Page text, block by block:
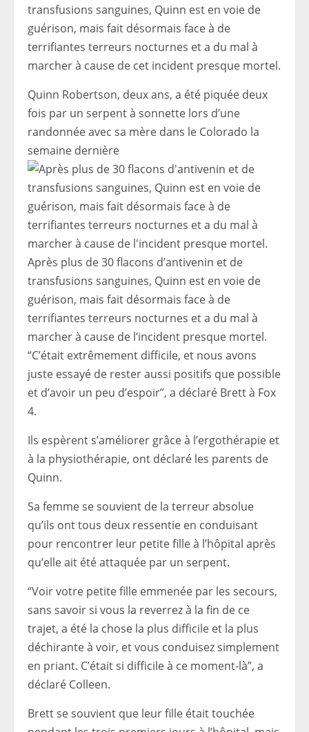
transfusions sanguines, Quinn est en voie de
guérison, mais fait désormais face à de
terrifiantes terreurs nocturnes et a du mal à
marcher à cause de cet incident presque mortel.
Quinn Robertson, deux ans, a été piquée deux
fois par un serpent à sonnette lors d’une
randonnée avec sa mère dans le Colorado la
semaine dernière
Après plus de 30 flacons d’antivenin et de
transfusions sanguines, Quinn est en voie de
guérison, mais fait désormais face à de
terrifiantes terreurs nocturnes et a du mal à
marcher à cause de l’incident presque mortel.
“C’était extrêmement difficile, et nous avons
juste essayé de rester aussi positifs que possible
et d’avoir un peu d’espoir”, a déclaré Brett à Fox
4.
Ils espèrent s’améliorer grâce à l’ergothérapie et
à la physiothérapie, ont déclaré les parents de
Quinn.
Sa femme se souvient de la terreur absolue
qu’ils ont tous deux ressentie en conduisant
pour rencontrer leur petite fille à l’hôpital après
qu’elle ait été attaquée par un serpent.
“Voir votre petite fille emmenée par les secours,
sans savoir si vous la reverrez à la fin de ce
trajet, a été la chose la plus difficile et la plus
déchirante à voir, et vous conduisez simplement
en priant. C’était si difficile à ce moment-là”, a
déclaré Colleen.
Brett se souvient que leur fille était touchée